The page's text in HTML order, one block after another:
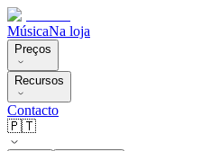
MúsicaNa loja
Preços
Recursos
Contacto
🇵🇹